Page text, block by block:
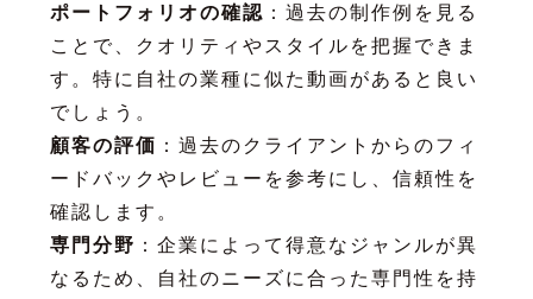
ポートフォリオの確認 ：過去の制作例を見る
ことで、クオリティやスタイルを把握できま
す。特に自社の業種に似た動画があると良い
でしょう。
顧客の評価 ：過去のクライアントからのフィ
ードバックやレビューを参考にし、信頼性を
確認します。
専門分野 ：企業によって得意なジャンルが異
なるため、自社のニーズに合った専門性を持